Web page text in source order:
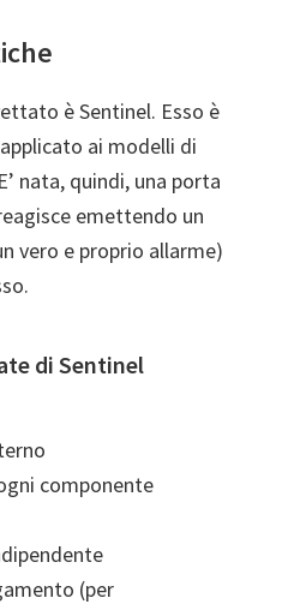
è Sentinel. Esso è
ai modelli di
nata, quindi, una porta
emettendo un
vero e proprio allarme)
di Sentinel
componente
(per